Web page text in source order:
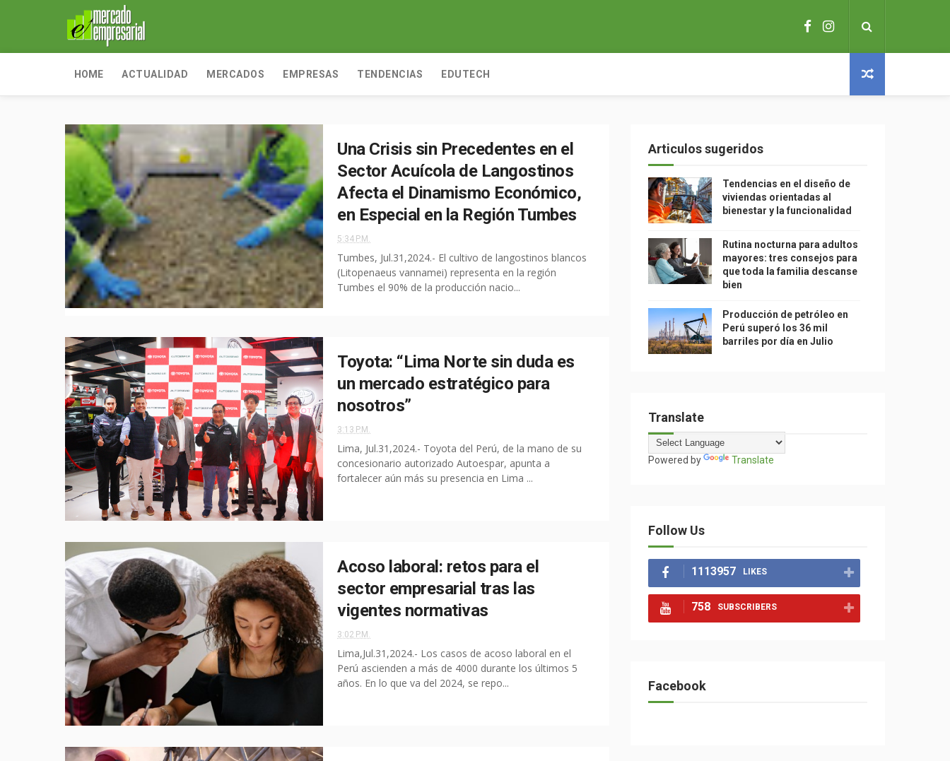
HOME ACTUALIDAD MERCADOS EMPRESAS TENDENCIAS EDUTECH
Una Crisis sin Precedentes en el
Sector Acuícola de Langostinos
Afecta el Dinamismo Económico,
en Especial en la Región Tumbes
5:34 P.M.
Tumbes, Jul.31,2024.- El cultivo de langostinos blancos
(Litopenaeus vannamei) representa en la región
Tumbes el 90% de la producción nacio...
Toyota: “Lima Norte sin duda es
un mercado estratégico para
nosotros”
3:13 P.M.
Lima, Jul.31,2024.- Toyota del Perú, de la mano de su
concesionario autorizado Autoespar, apunta a
fortalecer aún más su presencia en Lima ...
Acoso laboral: retos para el
sector empresarial tras las
vigentes normativas
3:02 P.M.
Lima,Jul.31,2024.- Los casos de acoso laboral en el
Perú ascienden a más de 4000 durante los últimos 5
años. En lo que va del 2024, se repo...
Articulos sugeridos
Tendencias en el diseño de
viviendas orientadas al
bienestar y la funcionalidad
Rutina nocturna para adultos
mayores: tres consejos para
que toda la familia descanse
bien
Producción de petróleo en
Perú superó los 36 mil
barriles por día en Julio
Translate
Powered by Translate
Follow Us
1113957 LIKES
758 SUBSCRIBERS
Facebook